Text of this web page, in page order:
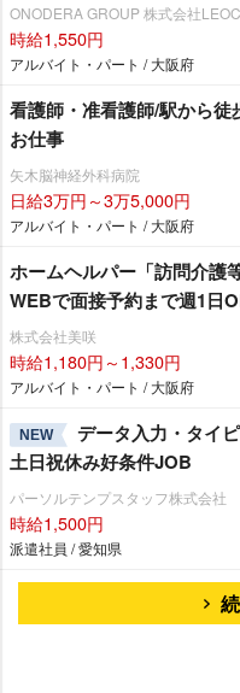
ONODERA GROUP 株式会社LEOC
時給1,550円
アルバイト・パート / 大阪府
看護師・准看護師/駅から
お仕事
矢木脳神経外科病院
日給3万円～3万5,000円
アルバイト・パート / 大阪府
ホームヘルパー「訪問介護
WEBで面接予約まで週1日
株式会社美咲
時給1,180円～1,330円
アルバイト・パート / 大阪府
NEW
データ入力・タイ
土日祝休み好条件JOB
パーソルテンプスタッフ株式会社
時給1,500円
派遣社員 / 愛知県